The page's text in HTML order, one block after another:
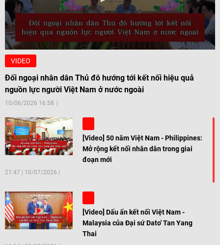
VIDEO
Đối ngoại nhân dân Thủ đô hướng tới kết nối hiệu quả
nguồn lực người Việt Nam ở nước ngoài
10/06/2026 16:58
[Video] 50 năm Việt Nam - Philippines:
Mở rộng kết nối nhân dân trong giai
đoạn mới
21:47 | 10/07/2026
[Video] Dấu ấn kết nối Việt Nam -
Malaysia của Đại sứ Dato' Tan Yang
Thai